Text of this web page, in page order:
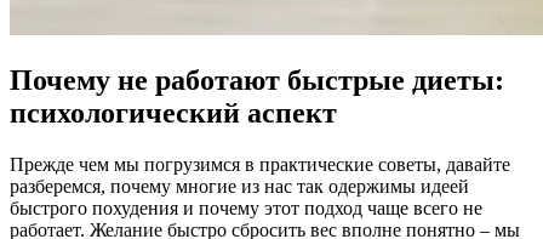
Почему не работают быстрые диеты:
психологический аспект
Прежде чем мы погрузимся в практические советы, давайте
разберемся, почему многие из нас так одержимы идеей
быстрого похудения и почему этот подход чаще всего не
работает. Желание быстро сбросить вес вполне понятно – мы